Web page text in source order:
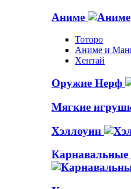
Аниме
Тоторо
Аниме и
Хентай
Оружие Нерф
Мягкие
Хэллоуин